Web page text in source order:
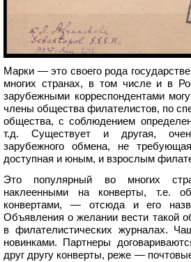
Марки — это своего рода
многих странах, в том числе и в
зарубежными корреспондентами
члены общества филателистов, по
общества, с соблюдением
т.д. Существует и другая,
зарубежного обмена, не
доступная и юным, и взрослым
Это популярный во многих
наклеенными на конверты, т.е.
конвертами, — отсюда и его
Объявления о желании вести такой
в филателистических журналах.
новинками. Партнеры
друг другу конверты, реже —